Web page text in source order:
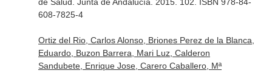
608-7825-4
Ortiz del Rio, Carlos Alonso, Briones Perez de la Blanca,
Eduardo, Buzon Barrera, Mari Luz, Calderon
Sandubete, Enrique Jose, Carero Caballero, Mª